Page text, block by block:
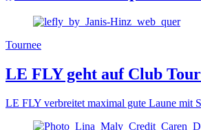
Tournee
LE FLY geht auf Club
LE FLY verbreitet maximal gute Laune mit